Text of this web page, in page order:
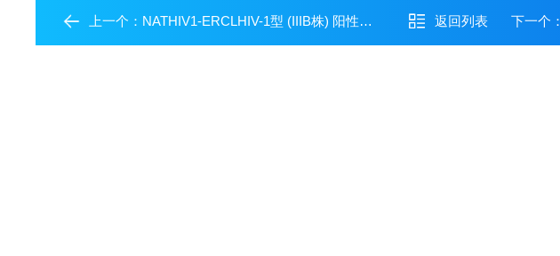
上一个： NATHIV1-ERCLHIV-1型 (IIIB株) 阳性质控品-低值 返回列表 下一个：